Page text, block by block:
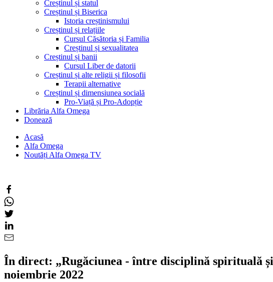
Creștinul și statul
Creștinul și Biserica
Istoria creștinismului
Creștinul și relațiile
Cursul Căsătoria și Familia
Creștinul și sexualitatea
Creștinul și banii
Cursul Liber de datorii
Creștinul și alte religii și filosofii
Terapii alternative
Creștinul și dimensiunea socială
Pro-Viață și Pro-Adopție
Librăria Alfa Omega
Donează
Acasă
Alfa Omega
Noutăți Alfa Omega TV
În direct: „Rugăciunea - între disciplină spirituală
noiembrie 2022